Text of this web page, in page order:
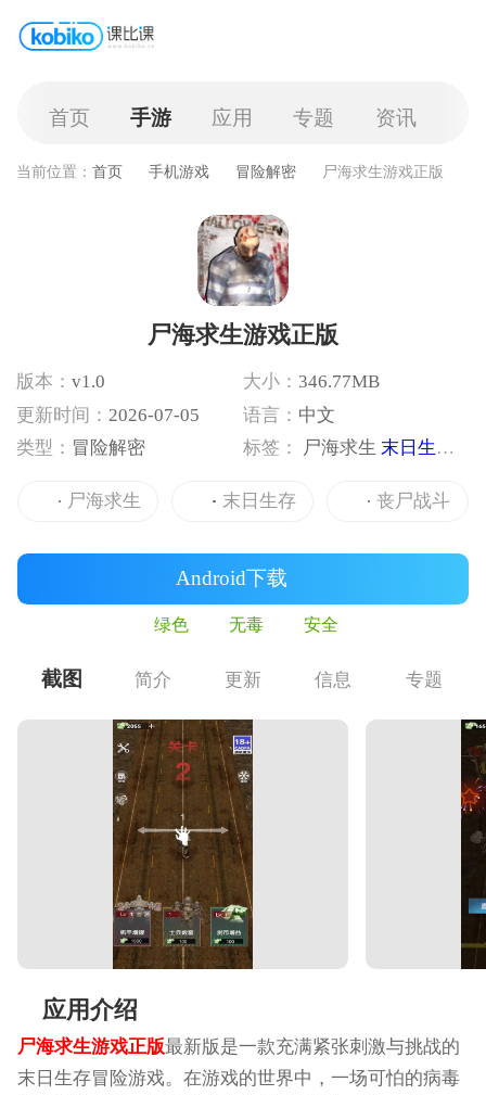
首页 手游 应用 专题 资讯
当前位置： 首页 手机游戏 冒险解密 尸海求生游戏正版
尸海求生游戏正版
版本： v1.0 大小： 346.77MB
更新时间： 2026-07-05 语言： 中文
类型： 冒险解密 标签： 尸海求生 末日生存
尸海求生 末日生存 丧尸战斗
Android下载
绿色 无毒 安全
截图 简介 更新 信息 专题
应用介绍
尸海求生游戏正版最新版是一款充满紧张刺激与挑战的
末日生存冒险游戏。在游戏的世界中，一场可怕的病毒